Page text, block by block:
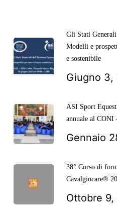
Gli Stati
Modelli e
e sostenibile
Giugno 3,
ASI Sport
annuale al CONI
Gennaio
38° Corso di
Cavalgiocare®
Ottobre 9,